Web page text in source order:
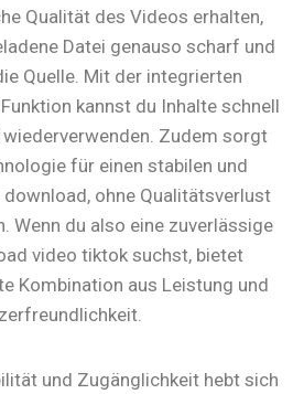
Qualität des Videos erhalten,
Datei genauso scharf und
Quelle. Mit der integrierten
kannst du Inhalte schnell
Zudem sorgt
für einen stabilen und
ohne Qualitätsverlust
Wenn du also eine zuverlässige
video tiktok suchst, bietet
Kombination aus Leistung und
und Zugänglichkeit hebt sich